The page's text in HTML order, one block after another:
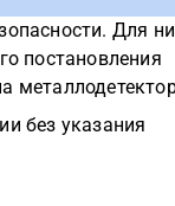
Для
постановления
без указания